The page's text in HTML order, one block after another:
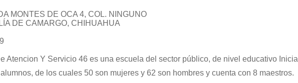
MONTES DE OCA 4, COL. NINGUNO
DE CAMARGO, CHIHUAHUA
Atencion Y Servicio 46 es una escuela del sector público, de nivel educativo Inicial
de los cuales 50 son mujeres y 62 son hombres y cuenta con 8 maestros.